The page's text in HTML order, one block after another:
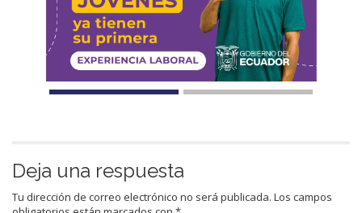
Deja una respuesta
Tu dirección de correo electrónico no será publicada. Los campos